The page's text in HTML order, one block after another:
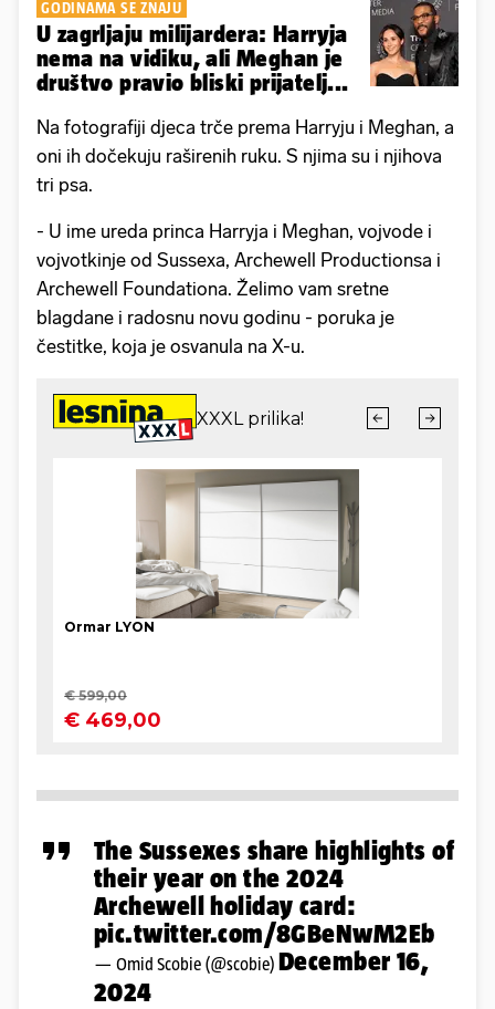
GODINAMA SE ZNAJU
U zagrljaju milijardera: Harryja
nema na vidiku, ali Meghan je
društvo pravio bliski prijatelj...
Na fotografiji djeca trče prema Harryju i Meghan, a
oni ih dočekuju raširenih ruku. S njima su i njihova
tri psa.
- U ime ureda princa Harryja i Meghan, vojvode i
vojvotkinje od Sussexa, Archewell Productionsa i
Archewell Foundationa. Želimo vam sretne
blagdane i radosnu novu godinu - poruka je
čestitke, koja je osvanula na X-u.
The Sussexes share highlights of
their year on the 2024
Archewell holiday card:
pic.twitter.com/8GBeNwM2Eb
— Omid Scobie (@scobie) December 16,
2024